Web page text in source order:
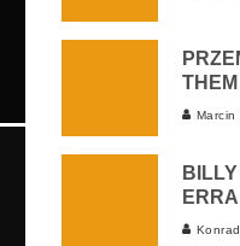
Marcin
ERRA